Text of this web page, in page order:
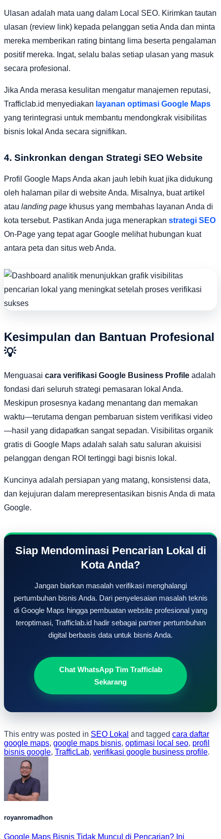
Ulasan adalah mata uang dalam Local SEO. Kirimkan tautan
ulasan (review link) kepada pelanggan setia Anda dan minta
mereka memberikan rating bintang lima beserta pengalaman
positif mereka. Ingat, selalu balas setiap ulasan yang masuk
secara profesional.
Jika Anda merasa kesulitan mengatur manajemen reputasi,
Trafficlab.id menyediakan layanan optimasi Google Maps
yang terintegrasi untuk membantu mendongkrak visibilitas
bisnis lokal Anda secara signifikan.
4. Sinkronkan dengan Strategi SEO Website
Profil Google Maps Anda akan jauh lebih kuat jika didukung
oleh halaman pilar di website Anda. Misalnya, buat artikel
atau landing page khusus yang membahas layanan Anda di
kota tersebut. Pastikan Anda juga menerapkan strategi SEO
On-Page yang tepat agar Google melihat hubungan kuat
antara peta dan situs web Anda.
Kesimpulan dan Bantuan Profesional
💡
Menguasai cara verifikasi Google Business Profile adalah
fondasi dari seluruh strategi pemasaran lokal Anda.
Meskipun prosesnya kadang menantang dan memakan
waktu—terutama dengan pembaruan sistem verifikasi video
—hasil yang didapatkan sangat sepadan. Visibilitas organik
gratis di Google Maps adalah salah satu saluran akuisisi
pelanggan dengan ROI tertinggi bagi bisnis lokal.
Kuncinya adalah persiapan yang matang, konsistensi data,
dan kejujuran dalam merepresentasikan bisnis Anda di mata
Google.
Siap Mendominasi Pencarian Lokal di
Kota Anda?
Jangan biarkan masalah verifikasi menghalangi
pertumbuhan bisnis Anda. Dari penyelesaian masalah teknis
di Google Maps hingga pembuatan website profesional yang
teroptimasi, Trafficlab.id hadir sebagai partner pertumbuhan
digital berbasis data untuk bisnis Anda.
Chat WhatsApp Tim Trafficlab
Sekarang
This entry was posted in SEO Lokal and tagged cara daftar
google maps, google maps bisnis, optimasi local seo, profil
bisnis google, TrafficLab, verifikasi google business profile.
royanromadhon
Google Maps Bisnis Tidak Muncul di Pencarian? Ini